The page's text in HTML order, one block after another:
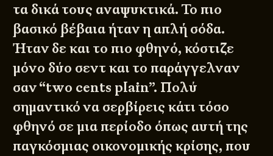
τα δικά τους αναψυκτικά. Το πιο
βασικό βέβαια ήταν η απλή σόδα.
Ήταν δε και το πιο φθηνό, κόστιζε
μόνο δύο σεντ και το παράγγελναν
σαν “two cents plain”. Πολύ
σημαντικό να σερβίρεις κάτι τόσο
φθηνό σε μια περίοδο όπως αυτή της
παγκόσμιας οικονομικής κρίσης, που